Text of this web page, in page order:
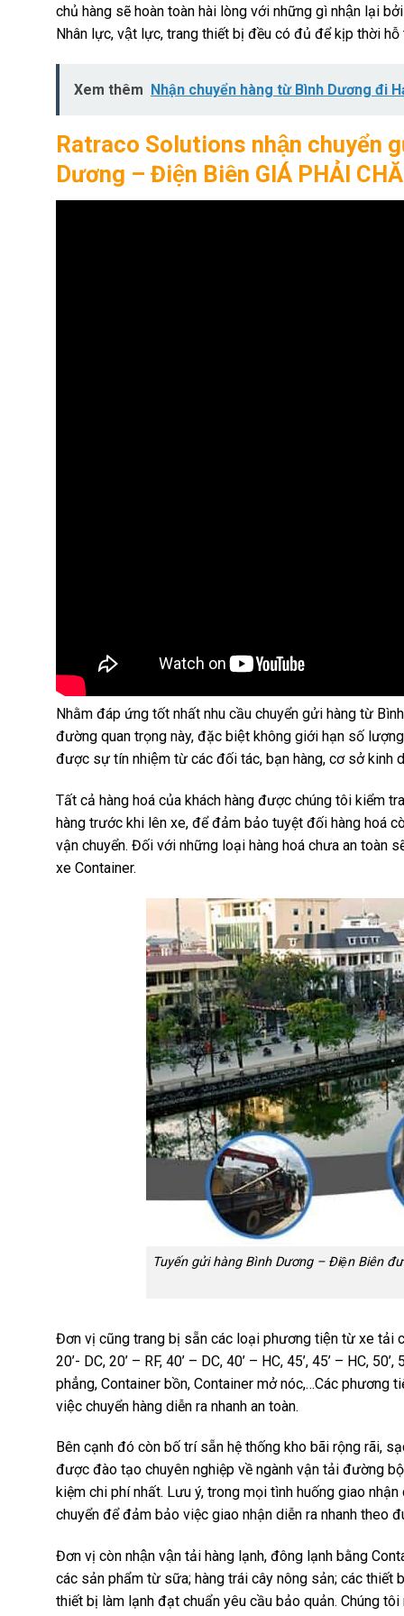
chủ hàng sẽ hoàn toàn hài lòng với những gì nhận lại
Nhân lực, vật lực, trang thiết bị đều có đủ để kịp thời
Xem thêm Nhận chuyển hàng từ Bình Dương đi
Ratraco Solutions nhận chuyển
Dương – Điện Biên GIÁ PHẢI
Nhằm đáp ứng tốt nhất nhu cầu chuyển gửi hàng từ
đường quan trọng này, đặc biệt không giới hạn số
được sự tín nhiệm từ các đối tác, bạn hàng, cơ sở kinh
Tất cả hàng hoá của khách hàng được chúng tôi kiểm
hàng trước khi lên xe, để đảm bảo tuyệt đối hàng hoá
vận chuyển. Đối với những loại hàng hoá chưa an toàn
xe Container.
Tuyến gửi hàng Bình Dương – Điện Biên
Đơn vị cũng trang bị sẵn các loại phương tiện từ xe tải
20’- DC, 20’ – RF, 40’ – DC, 40’ – HC, 45’, 45’ – HC,
phẳng, Container bồn, Container mở nóc,…Các
việc chuyển hàng diễn ra nhanh an toàn.
Bên cạnh đó còn bố trí sẵn hệ thống kho bãi rộng rãi,
được đào tạo chuyên nghiệp về ngành vận tải đường
kiệm chi phí nhất. Lưu ý, trong mọi tình huống giao
chuyển để đảm bảo việc giao nhận diễn ra nhanh theo
Đơn vị còn nhận vận tải hàng lạnh, đông lạnh bằng
các sản phẩm từ sữa; hàng trái cây nông sản; các
thiết bị làm lạnh đạt chuẩn yêu cầu bảo quản. Chúng